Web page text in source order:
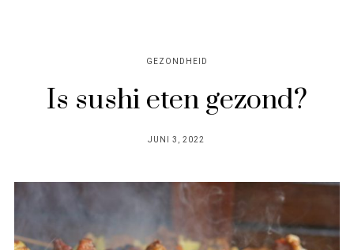
GEZONDHEID
Is sushi eten gezond?
POSTED
JUNI 3, 2022